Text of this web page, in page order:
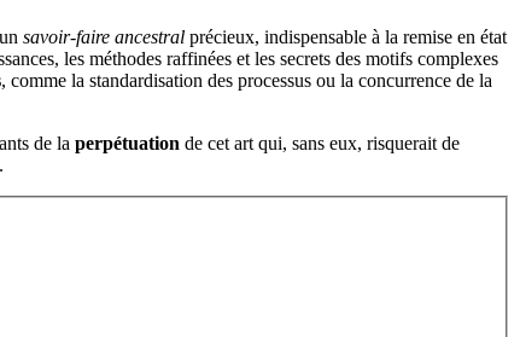
savoir-faire ancestral précieux, indispensable à la remise en état
les méthodes raffinées et les secrets des motifs complexes
, comme la standardisation des processus ou la concurrence de la
de la perpétuation de cet art qui, sans eux, risquerait de